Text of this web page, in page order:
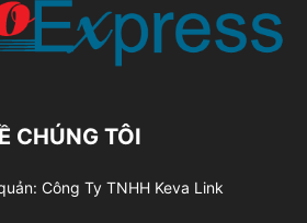
CHÚNG TÔI
Công Ty TNHH Keva Link